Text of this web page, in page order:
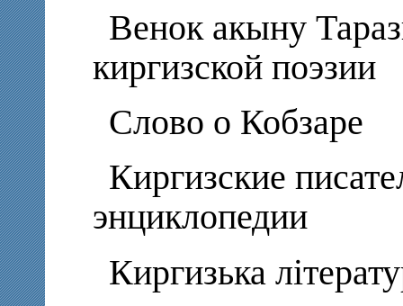
Венок акыну
киргизской поэзии
Слово о Кобзаре
Киргизские
энциклопедии
Киргизька